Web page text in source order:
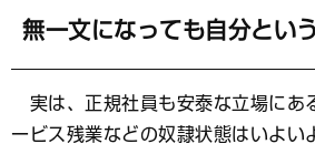
無一文になっても自分とい
実は、正規社員も安泰な立場にあ
ービス残業などの奴隷状態はいよい